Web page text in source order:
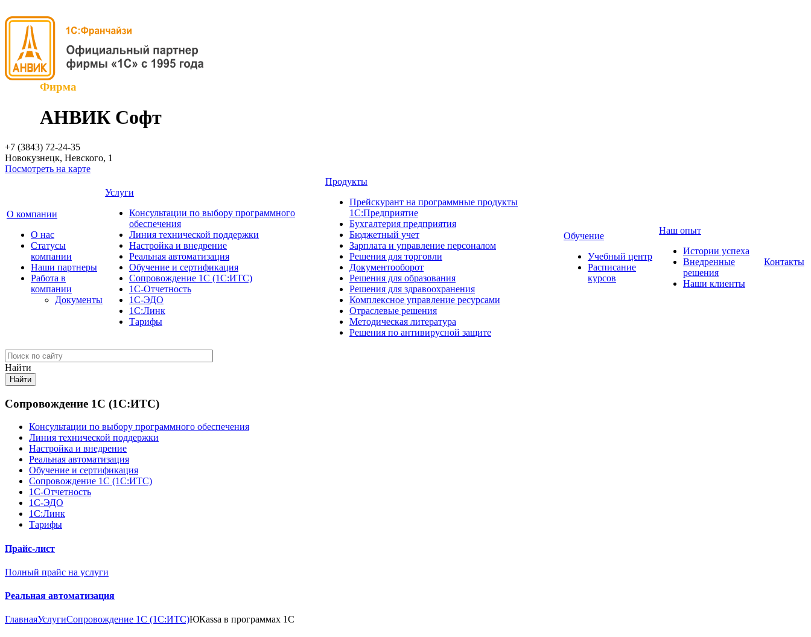
Фирма
АНВИК Софт
+7 (3843) 72-24-35
Новокузнецк, Невского, 1
Посмотреть на карте
О компании
О нас
Cтатусы
компании
Наши партнеры
Работа в
компании
Документы
Услуги
Консультации по выбору программного
обеспечения
Линия технической поддержки
Настройка и внедрение
Реальная автоматизация
Обучение и сертификация
Сопровождение 1С (1С:ИТС)
1С-Отчетность
1С-ЭДО
1С:Линк
Тарифы
Продукты
Прейскурант на программные продукты
1С:Предприятие
Бухгалтерия предприятия
Бюджетный учет
Зарплата и управление персоналом
Решения для торговли
Документооборот
Решения для образования
Решения для здравоохранения
Комплексное управление ресурсами
Отраслевые решения
Методическая литература
Решения по антивирусной защите
Обучение
Учебный центр
Расписание
курсов
Наш опыт
Истории успеха
Внедренные
решения
Наши клиенты
Контакты
Найти
Сопровождение 1С (1С:ИТС)
Консультации по выбору программного обеспечения
Линия технической поддержки
Настройка и внедрение
Реальная автоматизация
Обучение и сертификация
Сопровождение 1С (1С:ИТС)
1С-Отчетность
1С-ЭДО
1С:Линк
Тарифы
Прайс-лист
Полный прайс на услуги
Реальная автоматизация
ГлавнаяУслугиСопровождение 1С (1С:ИТС)ЮКаssа в программах 1С